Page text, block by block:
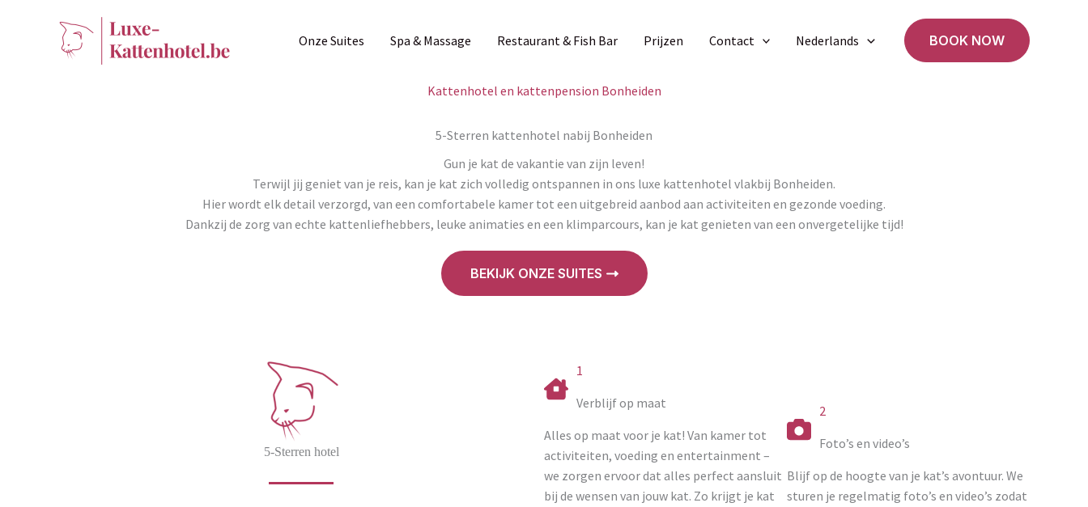
Onze Suites Spa & Massage Restaurant & Fish Bar Prijzen Contact Nederlands BOOK NOW
Kattenhotel en kattenpension Bonheiden
5-Sterren kattenhotel nabij Bonheiden
Gun je kat de vakantie van zijn leven!
Terwijl jij geniet van je reis, kan je kat zich volledig ontspannen in ons luxe kattenhotel vlakbij Bonheiden.
Hier wordt elk detail verzorgd, van een comfortabele kamer tot een uitgebreid aanbod aan activiteiten en gezonde voeding.
Dankzij de zorg van echte kattenliefhebbers, leuke animaties en een klimparcours, kan je kat genieten van een onvergetelijke tijd!
BEKIJK ONZE SUITES
5-Sterren hotel
1
Verblijf op maat
Alles op maat voor je kat! Van kamer tot
activiteiten, voeding en entertainment –
we zorgen ervoor dat alles perfect aansluit
bij de wensen van jouw kat. Zo krijgt je kat
2
Foto’s en video’s
Blijf op de hoogte van je kat’s avontuur. We
sturen je regelmatig foto’s en video’s zodat